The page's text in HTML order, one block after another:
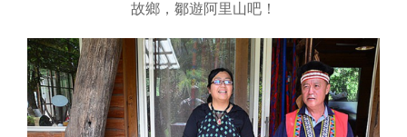
故鄉，鄒遊阿里山吧！